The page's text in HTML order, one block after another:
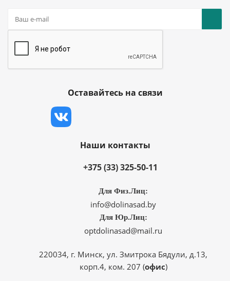
Оставайтесь на связи
Наши контакты
+375 (33) 325-50-11
Для Физ.Лиц:
info@dolinasad.by
Для Юр.Лиц:
optdolinasad@mail.ru
220034, г. Минск, ул. Змитрока Бядули, д.13,
корп.4, ком. 207 (офис)